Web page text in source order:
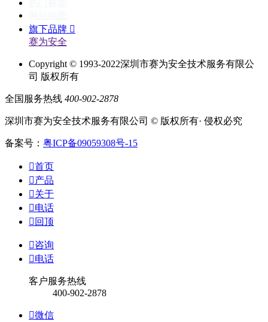
旗下品牌 
赛为安全
Copyright © 1993-2022深圳市赛为安全技术服务有限公
司 版权所有
全国服务热线 400-902-2878
深圳市赛为安全技术服务有限公司 © 版权所有· 侵权必究
备案号： 粤ICP备09059308号-15
首页
产品
关于
电话
 回顶
咨询
电话
客户服务热线
400-902-2878
微信